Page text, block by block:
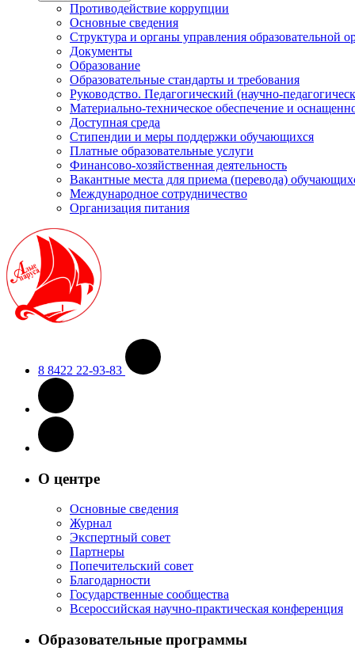
Противодействие коррупции
Основные сведения
Структура и органы управления образовательной
Документы
Образование
Образовательные стандарты и требования
Руководство. Педагогический (научно-
Материально-техническое обеспечение и
Доступная среда
Стипендии и меры поддержки обучающихся
Платные образовательные услуги
Финансово-хозяйственная деятельность
Вакантные места для приема (перевода)
Международное сотрудничество
Организация питания
8 8422 22-93-83
О центре
Основные сведения
Журнал
Экспертный совет
Партнеры
Попечительский совет
Благодарности
Государственные сообщества
Всероссийская научно-практическая конференция
Образовательные программы